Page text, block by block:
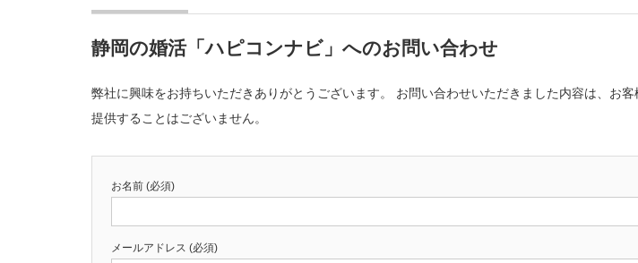
静岡の婚活「ハピコンナビ」へのお問い合わせ
弊社に興味をお持ちいただきありがとうございます。 お問い合わせいただきました内容は、お客
提供することはございません。
お名前 (必須)
メールアドレス (必須)